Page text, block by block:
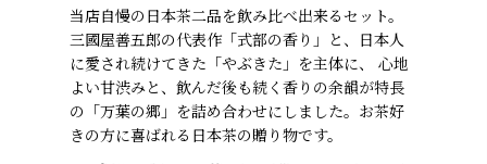
当店自慢の日本茶二品を飲み比べ出来るセット。
三國屋善五郎の代表作「式部の香り」と、日本人
に愛され続けてきた「やぶきた」を主体に、 心地
よい甘渋みと、飲んだ後も続く香りの余韻が特長
の「万葉の郷」を詰め合わせにしました。お茶好
きの方に喜ばれる日本茶の贈り物です。